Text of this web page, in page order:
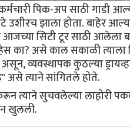
पिक-अप साठी गाडी
उशीरच झाला होता. बाहेर
आजच्या सिटी टूर साठी आलेला
असे काल सकाळी त्याला
असून, व्यवस्थापक कुठल्या
त्याने सांगितले होते.
त्याने सुचवलेल्या
खुलली.